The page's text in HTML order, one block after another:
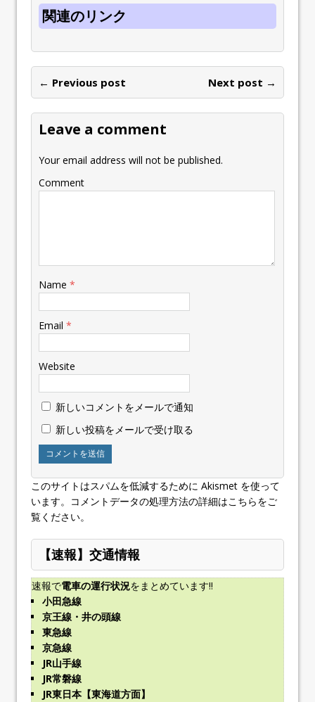
関連のリンク
← Previous post Next post →
Leave a comment
Your email address will not be published.
Comment
Name *
Email *
Website
新しいコメントをメールで通知
新しい投稿をメールで受け取る
このサイトはスパムを低減するために Akismet を使って
います。 コメントデータの処理方法の詳細はこちらをご
覧ください。
【速報】交通情報
速報で電車の運行状況をまとめています!!
小田急線
京王線・井の頭線
東急線
京急線
JR山手線
JR常磐線
JR東日本【東海道方面】